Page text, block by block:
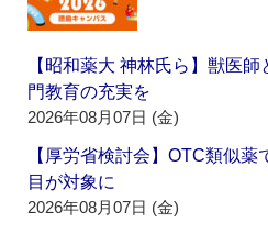
【昭和薬大 神林氏ら】獣医
門教育の充実を
2026年08月07日 (金)
【厚労省検討会】OTC類似薬
目が対象に
2026年08月07日 (金)